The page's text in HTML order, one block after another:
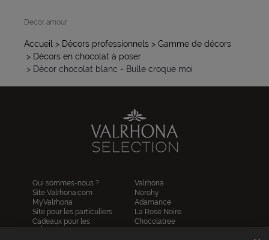
Decor amour
Accueil > Décors professionnels > Gamme de décors
> Décors en chocolat à poser
> Décor chocolat blanc - Bulle croque moi
Qui sommes-nous ?
Site Valrhona.com
MyValrhona
Site pour les particuliers
Cadeaux pour les
entreprises
Valrhona
Norohy
Adamance
La Rose Noire
Chocolatree